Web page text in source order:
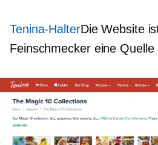
Tenina-HalterDie Website
Feinschmecker eine